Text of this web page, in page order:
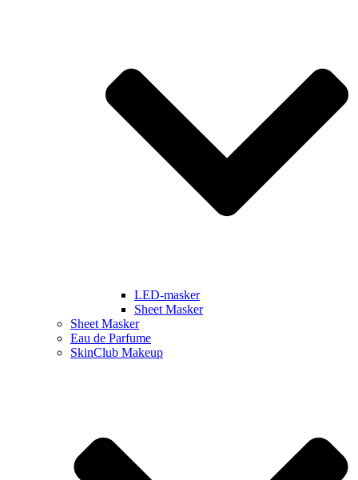
LED-masker
Sheet Masker
Sheet Masker
Eau de Parfume
SkinClub Makeup